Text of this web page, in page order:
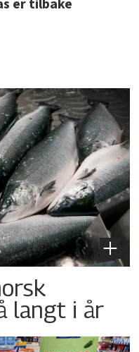
er tilbake
langt i år